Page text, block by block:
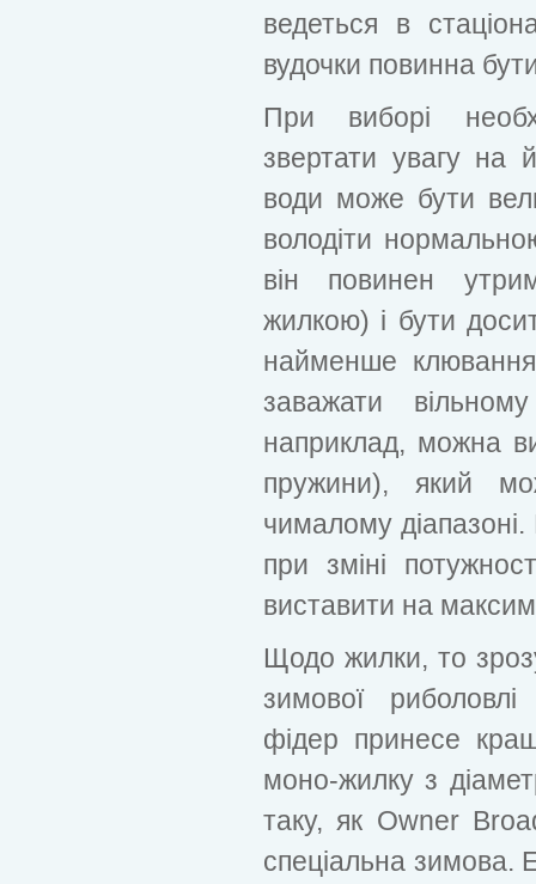
ведеться в
вудочки повинна
При виборі
звертати увагу на
води може бути
володіти
він повинен
жилкою) і бути
найменше
заважати
наприклад, можна
пружини), який
чималому
при зміні
виставити на
Щодо жилки, то
зимової
фідер принесе
моно-жилку з
таку, як Owner
спеціальна зимова.